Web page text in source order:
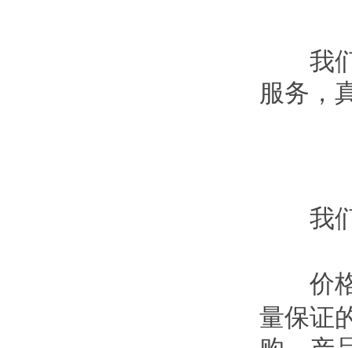
我们
服务，
我们
价格
量保证